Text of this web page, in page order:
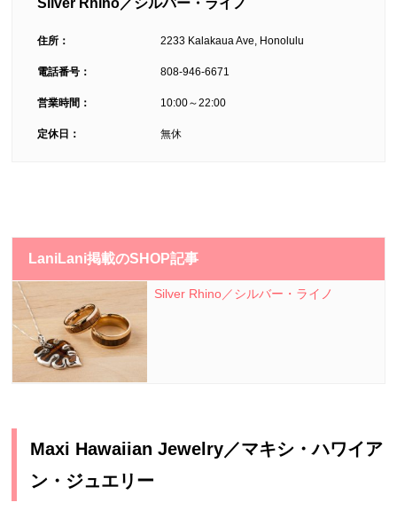
Silver Rhino／シルバー・ライノ
住所： 2233 Kalakaua Ave, Honolulu
電話番号： 808-946-6671
営業時間： 10:00～22:00
定休日： 無休
LaniLani掲載のSHOP記事
Silver Rhino／シルバー・ライノ
Maxi Hawaiian Jewelry／マキシ・ハワイア
ン・ジュエリー